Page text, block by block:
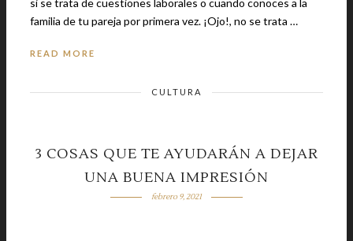
si se trata de cuestiones laborales o cuando conoces a la
familia de tu pareja por primera vez. ¡Ojo!, no se trata …
READ MORE
CULTURA
3 COSAS QUE TE AYUDARÁN A DEJAR
UNA BUENA IMPRESIÓN
febrero 9, 2021